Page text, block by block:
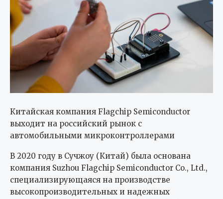
Китайская компания Flagchip Semiconductor
выходит на российский рынок с
автомобильными микроконтроллерами
В 2020 году в Сучжоу (Китай) была основана
компания Suzhou Flagchip Semiconductor Co., Ltd.,
специализирующаяся на производстве
высокопроизводительных и надежных